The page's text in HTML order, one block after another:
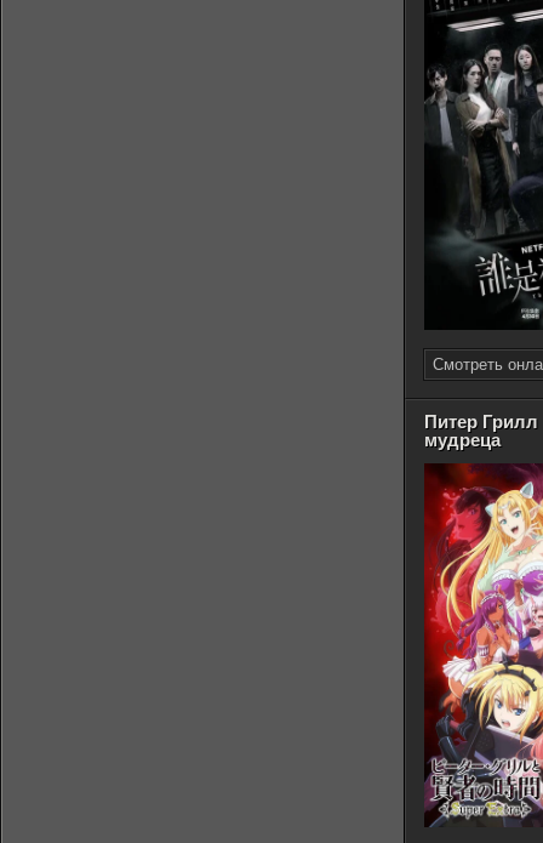
Смотреть
Питер
мудреца